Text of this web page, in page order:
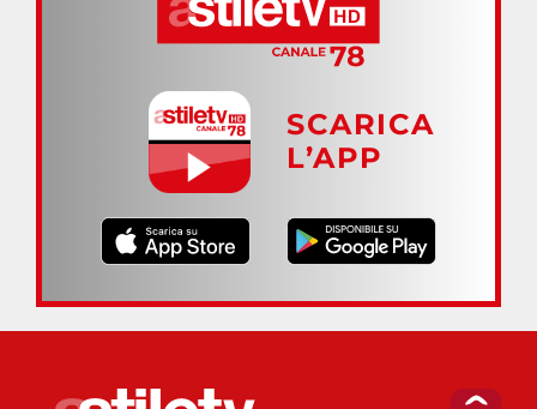
SCARICA
L’APP